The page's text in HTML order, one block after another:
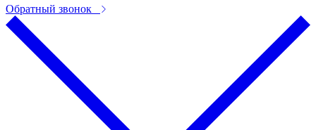
Обратный звонок